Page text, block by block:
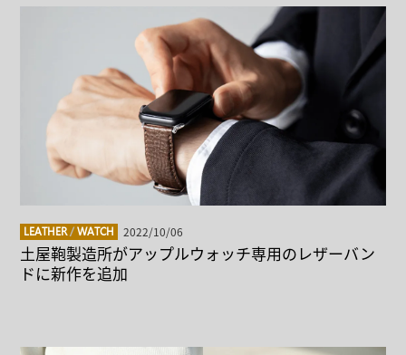
LEATHER/WATCH 2022/10/06
土屋鞄製造所がアップルウォッチ専用のレザーバン
ドに新作を追加